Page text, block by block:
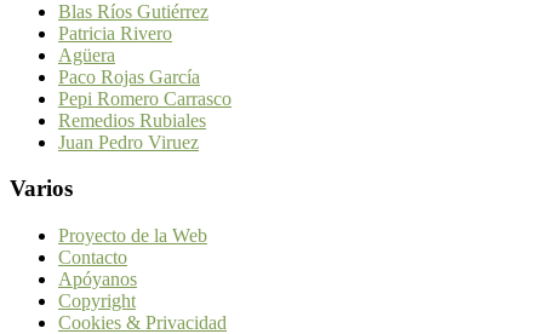
Blas Ríos Gutiérrez
Patricia Rivero
Agüera
Paco Rojas García
Pepi Romero Carrasco
Remedios Rubiales
Juan Pedro Viruez
Varios
Proyecto de la Web
Contacto
Apóyanos
Copyright
Cookies & Privacidad